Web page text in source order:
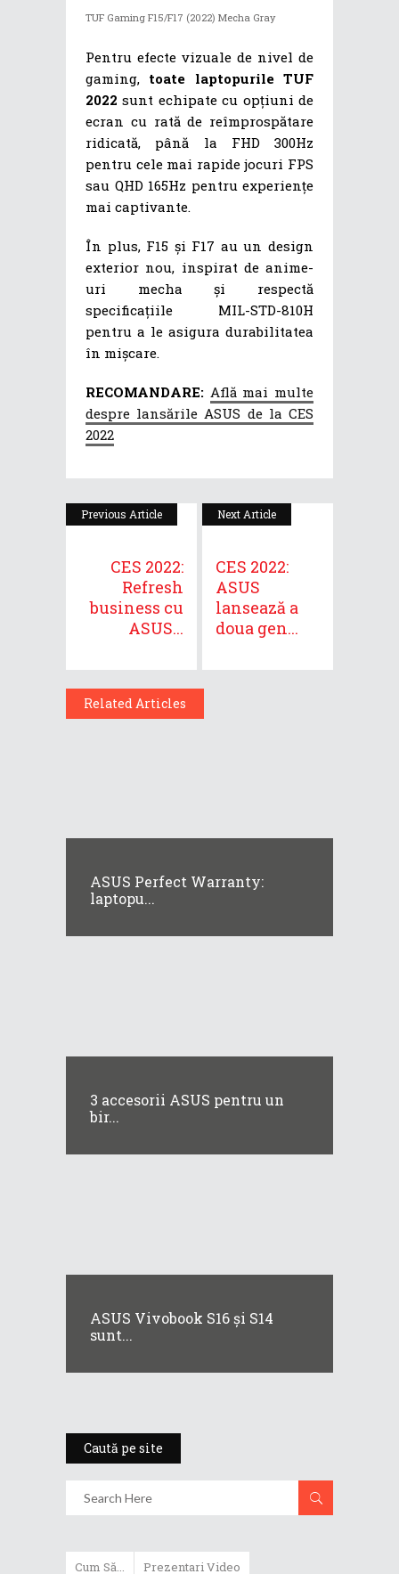
TUF Gaming F15/F17 (2022) Mecha Gray
Pentru efecte vizuale de nivel de
gaming, toate laptopurile TUF
2022 sunt echipate cu opțiuni de
ecran cu rată de reîmprospătare
ridicată, până la FHD 300Hz
pentru cele mai rapide jocuri FPS
sau QHD 165Hz pentru experiențe
mai captivante.
În plus, F15 și F17 au un design
exterior nou, inspirat de anime-
uri mecha și respectă
specificațiile MIL-STD-810H
pentru a le asigura durabilitatea
în mișcare.
RECOMANDARE: Află mai multe
despre lansările ASUS de la CES
2022
Previous Article
CES 2022:
Refresh
business cu
ASUS...
Next Article
CES 2022:
ASUS
lansează a
doua gen...
Related Articles
ASUS Perfect Warranty:
laptopu...
3 accesorii ASUS pentru un
bir...
ASUS Vivobook S16 și S14
sunt...
Caută pe site
Cum Să... Prezentari Video